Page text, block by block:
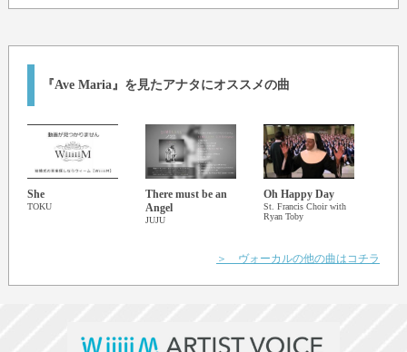
『Ave Maria』を見たアナタにオススメの曲
She
TOKU
There must be an
Angel
JUJU
Oh Happy Day
St. Francis Choir with
Ryan Toby
＞ ヴォーカルの他の曲はコチラ